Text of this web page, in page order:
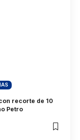
recorte de 10
Petro